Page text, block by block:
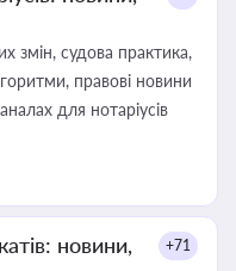
змін, судова практика,
правові новини
для нотаріусів
новини,
+71